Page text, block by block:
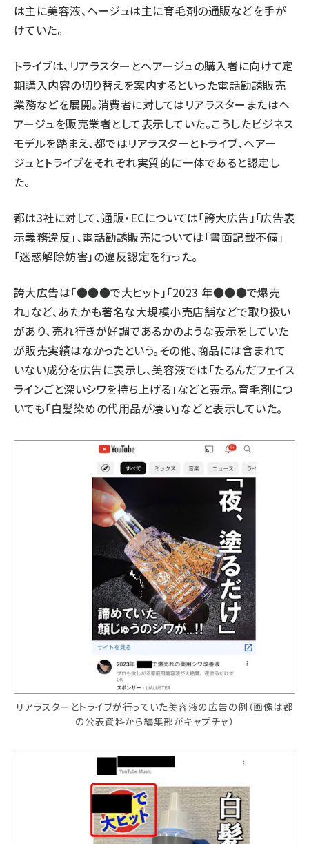
は主に美容液、ヘージュは主に育毛剤の通販などを手が
けていた。
トライブは、リアラスターとヘアージュの購入者に向けて定
期購入内容の切り替えを案内するといった電話勧誘販売
業務などを展開。消費者に対してはリアラスターまたはヘ
アージュを販売業者として表示していた。こうしたビジネス
モデルを踏まえ、都ではリアラスターとトライブ、ヘアー
ジュとトライブをそれぞれ実質的に一体であると認定し
た。
都は3社に対して、通販・ECについては「誇大広告」「広告表
示義務違反」、電話勧誘販売については「書面記載不備」
「迷惑解除妨害」の違反認定を行った。
誇大広告は「●●●で大ヒット」「2023 年●●●で爆売
れ」など、あたかも著名な大規模小売店舗などで取り扱い
があり、売れ行きが好調であるかのような表示をしていた
が販売実績はなかったという。その他、商品には含まれて
いない成分を広告に表示し、美容液では「たるんだフェイス
ラインごと深いシワを持ち上げる」などと表示。育毛剤につ
いても「白髪染めの代用品が凄い」などと表示していた。
リアラスターとトライブが行っていた美容液の広告の例（画像は都
の公表資料から編集部がキャプチャ）